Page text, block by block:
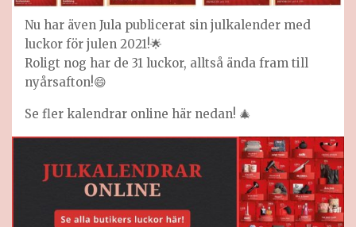
Nu har även Jula publicerat sin julkalender med
luckor för julen 2021!🌟
Roligt nog har de 31 luckor, alltså ända fram till
nyårsafton!😄
Se fler kalendrar online här nedan! 🎄